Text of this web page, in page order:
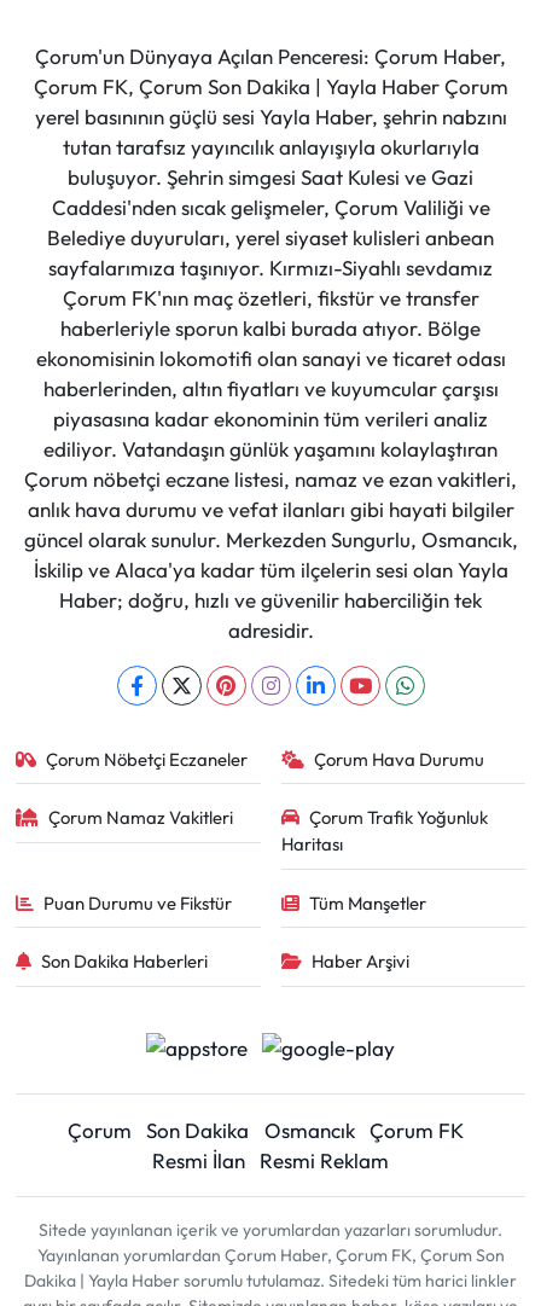
Çorum'un Dünyaya Açılan Penceresi: Çorum Haber,
Çorum FK, Çorum Son Dakika | Yayla Haber Çorum
yerel basınının güçlü sesi Yayla Haber, şehrin nabzını
tutan tarafsız yayıncılık anlayışıyla okurlarıyla
buluşuyor. Şehrin simgesi Saat Kulesi ve Gazi
Caddesi'nden sıcak gelişmeler, Çorum Valiliği ve
Belediye duyuruları, yerel siyaset kulisleri anbean
sayfalarımıza taşınıyor. Kırmızı-Siyahlı sevdamız
Çorum FK'nın maç özetleri, fikstür ve transfer
haberleriyle sporun kalbi burada atıyor. Bölge
ekonomisinin lokomotifi olan sanayi ve ticaret odası
haberlerinden, altın fiyatları ve kuyumcular çarşısı
piyasasına kadar ekonominin tüm verileri analiz
ediliyor. Vatandaşın günlük yaşamını kolaylaştıran
Çorum nöbetçi eczane listesi, namaz ve ezan vakitleri,
anlık hava durumu ve vefat ilanları gibi hayati bilgiler
güncel olarak sunulur. Merkezden Sungurlu, Osmancık,
İskilip ve Alaca'ya kadar tüm ilçelerin sesi olan Yayla
Haber; doğru, hızlı ve güvenilir haberciliğin tek
adresidir.
Çorum Nöbetçi Eczaneler Çorum Hava Durumu
Çorum Namaz Vakitleri
Çorum Trafik Yoğunluk
Haritası
Puan Durumu ve Fikstür Tüm Manşetler
Son Dakika Haberleri Haber Arşivi
Çorum Son Dakika Osmancık Çorum FK
Resmi İlan
Resmi Reklam
Sitede yayınlanan içerik ve yorumlardan yazarları sorumludur.
Yayınlanan yorumlardan Çorum Haber, Çorum FK, Çorum Son
Dakika | Yayla Haber sorumlu tutulamaz. Sitedeki tüm harici linkler